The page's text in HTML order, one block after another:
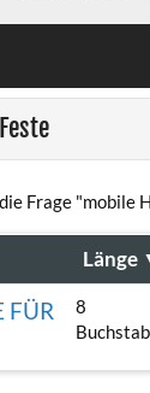
Frage "mobile
Länge
FÜR
8